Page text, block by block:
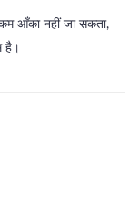
कम आँका नहीं जा सकता,
है।